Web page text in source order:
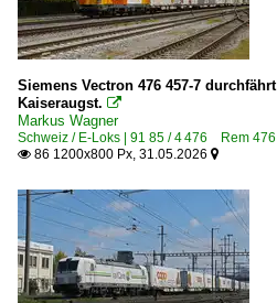
Siemens Vectron 476 457-7
Kaiseraugst. 
Markus Wagner
Schweiz / E-Loks | 91 85 / 4 476 Rem
 86 1200x800 Px, 31.05.2026 